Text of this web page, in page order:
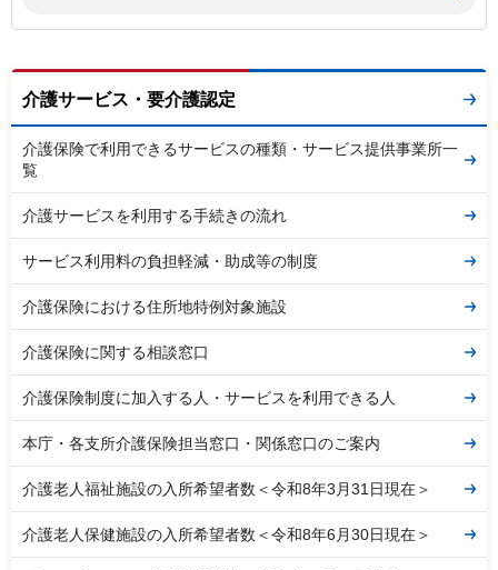
介護サービス・要介護認定
介護保険で利用できるサービスの種類・サービス提供事業所一
覧
介護サービスを利用する手続きの流れ
サービス利用料の負担軽減・助成等の制度
介護保険における住所地特例対象施設
介護保険に関する相談窓口
介護保険制度に加入する人・サービスを利用できる人
本庁・各支所介護保険担当窓口・関係窓口のご案内
介護老人福祉施設の入所希望者数＜令和8年3月31日現在＞
介護老人保健施設の入所希望者数＜令和8年6月30日現在＞